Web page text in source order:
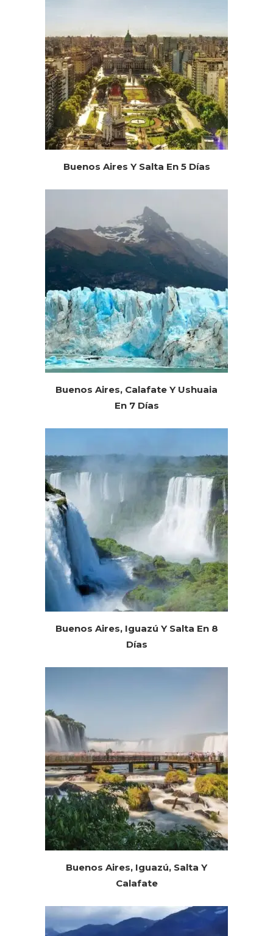
Buenos Aires Y Salta En 5 Días
Buenos Aires, Calafate Y Ushuaia
En 7 Días
Buenos Aires, Iguazú Y Salta En 8
Días
Buenos Aires, Iguazú, Salta Y
Calafate